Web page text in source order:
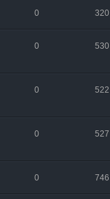
0 320
0 530
0 522
0 527
0 746